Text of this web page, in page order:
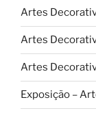
Artes
Artes
Artes
Exposição –